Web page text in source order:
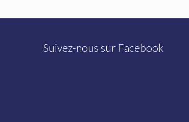
Suivez-nous sur Facebook